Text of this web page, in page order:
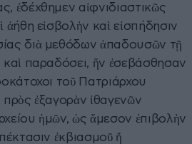
ἐδέχθημεν αἰφνιδιαστικῶς
ἀήθη εἰσβολὴν καὶ εἰσπήδησιν
διὰ μεθόδων ἀπαδουσῶν τῇ
καὶ παραδόσει, ἥν ἐσεβάσθησαν
τοῦ Πατριάρχου
ἐξαγορὰν ἰθαγενῶν
ἡμῶν, ὡς ἄμεσον ἐπιβολὴν
ἐκβιασμοῦ ἤ